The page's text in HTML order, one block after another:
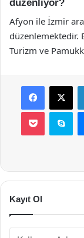
düzenliyor?
Afyon ile İzmir
düzenlemektedir.
Turizm ve
Facebook
X
Pocket
Kayıt Ol